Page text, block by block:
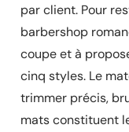
par client. Pour
barbershop
coupe et à
cinq styles. Le
trimmer précis,
mats constituent